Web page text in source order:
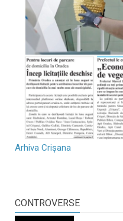
Arhiva Crișana
CONTROVERSE